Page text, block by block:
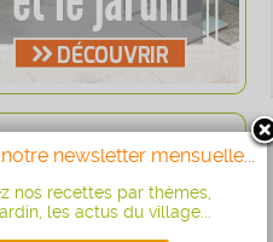
le morceau de beurre et
vin blanc et le bouillon. Ajoutez
et un soupçon de sel (le
le fromage râpé en pluie et dès
newsletter mensuelle...
nos recettes par thèmes,
les actus du village...